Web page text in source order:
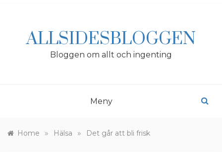
ALLSIDESBLOGGEN
Bloggen om allt och ingenting
Meny
Home » Hälsa » Det går att bli frisk